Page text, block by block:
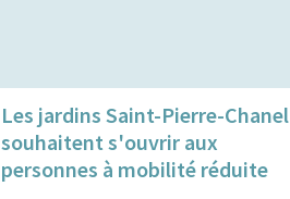
Les jardins Saint-Pierre-Chanel
souhaitent s'ouvrir aux
personnes à mobilité réduite